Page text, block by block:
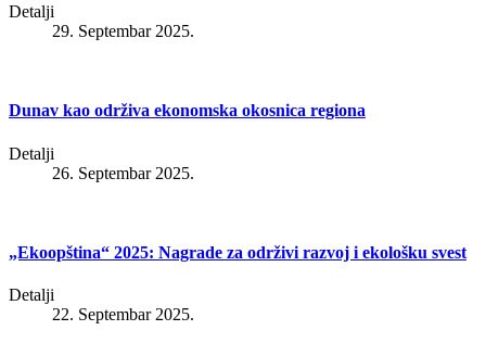
Detalji
29. Septembar 2025.
Dunav kao održiva ekonomska okosnica regiona
Detalji
26. Septembar 2025.
„Ekoopština“ 2025: Nagrade za održivi razvoj i ekološku svest
Detalji
22. Septembar 2025.